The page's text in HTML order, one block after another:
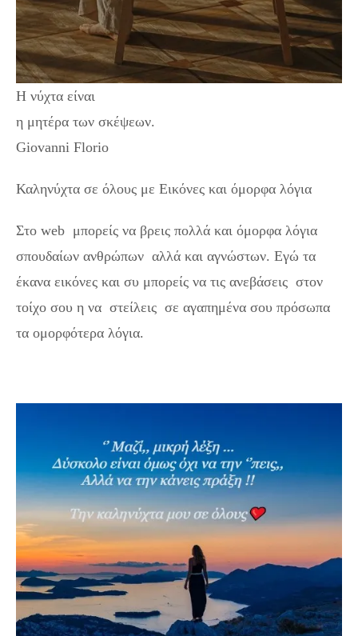
Η νύχτα είναι
η μητέρα των σκέψεων.
Giovanni Florio
Καληνύχτα σε όλους με Εικόνες και όμορφα λόγια
Στο web μπορείς να βρεις πολλά και όμορφα λόγια
σπουδαίων ανθρώπων αλλά και αγνώστων. Εγώ τα
έκανα εικόνες και συ μπορείς να τις ανεβάσεις στον
τοίχο σου η να στείλεις σε αγαπημένα σου πρόσωπα
τα ομορφότερα λόγια.